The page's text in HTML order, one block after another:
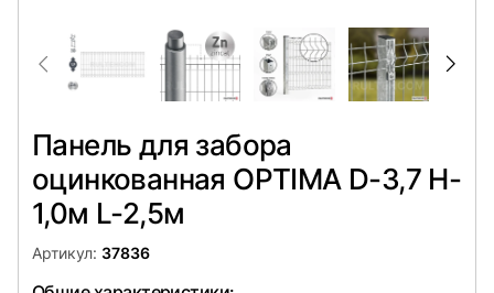
Панель для забора
оцинкованная OPTIMA D-3,7 H-
1,0м L-2,5м
Артикул: 37836